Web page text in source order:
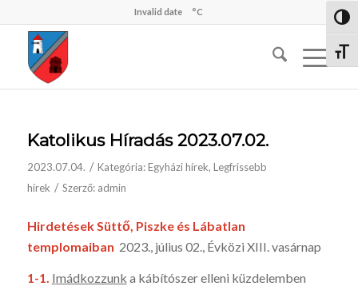
Invalid date °C
Katolikus Híradás 2023.07.02.
2023.07.04. / Kategória:Egyházi hírek, Legfrissebb
hírek / Szerző: admin
Hirdetések Süttő, Piszke és Lábatlan
templomaiban 2023., július 02., Évközi XIII. vasárnap
1-1. Imádkozzunk a kábítószer elleni küzdelemben